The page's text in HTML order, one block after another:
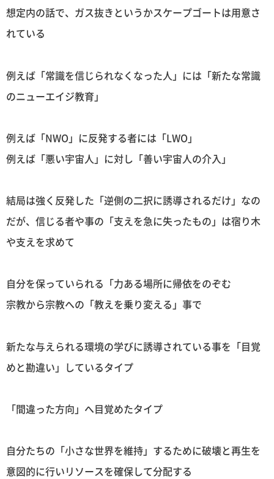
想定内の話で、ガス抜きというかスケープゴートは用意さ
れている
例えば「常識を信じられなくなった人」には「新たな常識
のニューエイジ教育」
例えば「NWO」に反発する者には「LWO」
例えば「悪い宇宙人」に対し「善い宇宙人の介入」
結局は強く反発した「逆側の二択に誘導されるだけ」なの
だが、信じる者や事の「支えを急に失ったもの」は宿り木
や支えを求めて
自分を保っていられる「力ある場所に帰依をのぞむ
宗教から宗教への「教えを乗り変える」事で
新たな与えられる環境の学びに誘導されている事を「目覚
めと勘違い」しているタイプ
「間違った方向」へ目覚めたタイプ
自分たちの「小さな世界を維持」するために破壊と再生を
意図的に行いリソースを確保して分配する